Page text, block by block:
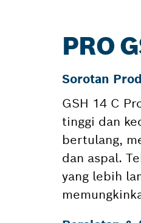
PRO
Sorotan
GSH 14 C
tinggi dan
bertulang,
dan aspal.
yang lebih